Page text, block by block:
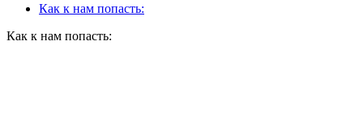
Как к нам попасть:
Как к нам попасть: